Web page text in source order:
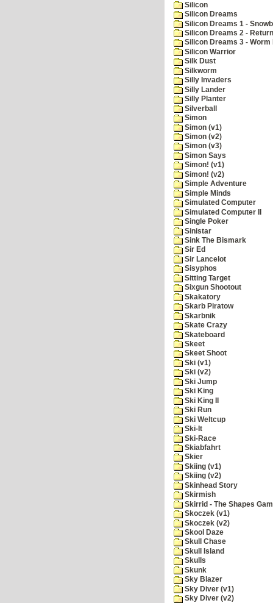
Silicon
Silicon Dreams
Silicon Dreams 1 -
Silicon Dreams 2 -
Silicon Dreams 3 - Worm
Silicon Warrior
Silk Dust
Silkworm
Silly Invaders
Silly Lander
Silly Planter
Silverball
Simon
Simon (v1)
Simon (v2)
Simon (v3)
Simon Says
Simon! (v1)
Simon! (v2)
Simple Adventure
Simple Minds
Simulated Computer
Simulated Computer II
Single Poker
Sinistar
Sink The Bismark
Sir Ed
Sir Lancelot
Sisyphos
Sitting Target
Sixgun Shootout
Skakatory
Skarb Piratow
Skarbnik
Skate Crazy
Skateboard
Skeet
Skeet Shoot
Ski (v1)
Ski (v2)
Ski Jump
Ski King
Ski King II
Ski Run
Ski Weltcup
Ski-It
Ski-Race
Skiabfahrt
Skier
Skiing (v1)
Skiing (v2)
Skinhead Story
Skirmish
Skirrid - The Shapes
Skoczek (v1)
Skoczek (v2)
Skool Daze
Skull Chase
Skull Island
Skulls
Skunk
Sky Blazer
Sky Diver (v1)
Sky Diver (v2)